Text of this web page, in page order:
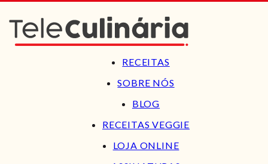
RECEITAS
SOBRE NÓS
BLOG
RECEITAS VEGGIE
LOJA ONLINE